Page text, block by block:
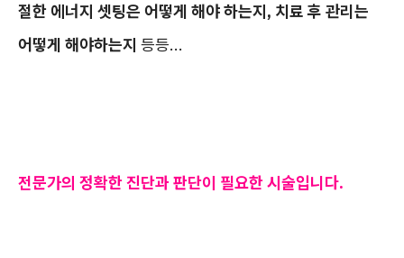
절한 에너지 셋팅은 어떻게 해야 하는지, 치료 후 관리는
어떻게 해야하는지 등등...
전문가의 정확한 진단과 판단이 필요한 시술입니다.